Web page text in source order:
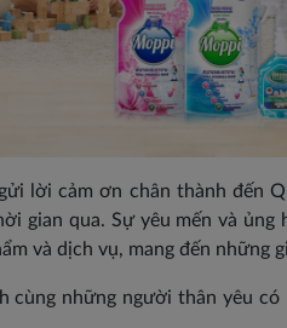
lời cảm ơn chân thành đến
gian qua. Sự yêu mến và
và dịch vụ, mang đến những
cùng những người thân yêu có